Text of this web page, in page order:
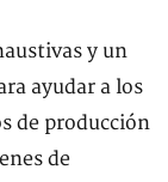
y un
ayudar a los
de producción
de